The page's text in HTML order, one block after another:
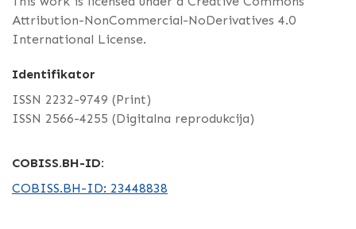
Attribution-NonCommercial-NoDerivatives 4.0
International License.
Identifikator
ISSN 2232-9749 (Print)
ISSN 2566-4255 (Digitalna reprodukcija)
COBISS.BH-ID:
COBISS.BH-ID: 23448838